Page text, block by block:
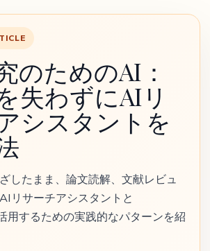
のためのAI：
失わずにAIリ
シスタントを
したまま、論文読解、文献レビュ
リサーチアシスタントと
用するための実践的なパターンを紹